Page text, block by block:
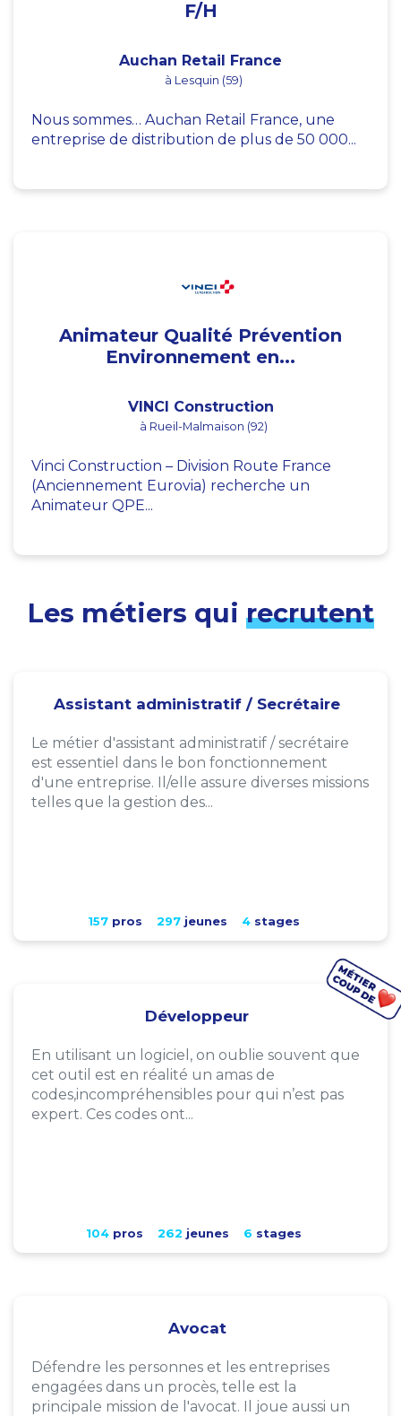
F/H
Auchan Retail France
à Lesquin (59)
Nous sommes… Auchan Retail France, une
entreprise de distribution de plus de 50 000...
Animateur Qualité Prévention
Environnement en...
VINCI Construction
à Rueil-Malmaison (92)
Vinci Construction – Division Route France
(Anciennement Eurovia) recherche un
Animateur QPE...
Les métiers qui recrutent
Assistant administratif / Secrétaire
Le métier d'assistant administratif / secrétaire
est essentiel dans le bon fonctionnement
d'une entreprise. Il/elle assure diverses missions
telles que la gestion des...
157pros 297jeunes 4stages
Développeur
En utilisant un logiciel, on oublie souvent que
cet outil est en réalité un amas de
codes,incompréhensibles pour qui n’est pas
expert. Ces codes ont...
104pros 262 jeunes 6 stages
Avocat
Défendre les personnes et les entreprises
engagées dans un procès, telle est la
principale mission de l'avocat. Il joue aussi un